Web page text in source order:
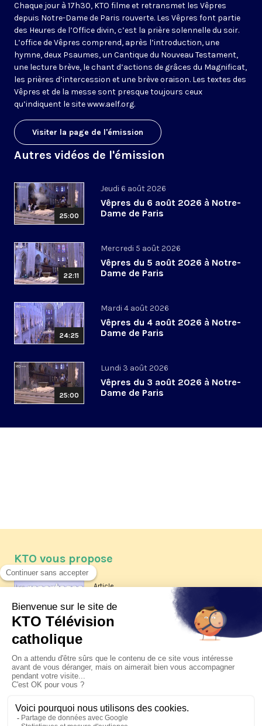
Chaque jour à 17h30, KTO filme et retransmet les Vêpres
depuis Notre-Dame de Paris rouverte. Les Vêpres font partie
des Heures de l’Office divin, c’est la prière solennelle du soir.
L’office de Vêpres comprend, après l’introduction, une
hymne, deux Psaumes, un Cantique du Nouveau Testament,
une lecture brève, le chant d’actions de grâces du Magnificat,
les prières d’intercession et une brève oraison. Les textes des
Vêpres et de la messe sont presque toujours ceux
qu’indiquent le sitewww.aelf.org.
Visiter la page de l'émission
Autres vidéos de l'émission
25:00
Jeudi 6 août 2026
Vêpres du 6 août 2026 à Notre-
Dame de Paris
22:11
Mercredi 5 août 2026
Vêpres du 5 août 2026 à Notre-
Dame de Paris
24:25
Mardi 4 août 2026
Vêpres du 4 août 2026 à Notre-
Dame de Paris
25:00
Lundi 3 août 2026
Vêpres du 3 août 2026 à Notre-
Dame de Paris
KTO vous propose
Article
Les reportages d'été 2026 de KTO
La visite pastorale du pape Léon
XIV à Assise à suivre sur KTO le
jeudi 6 août
Le pape en Uruguay, Argentine et
Pérou du 6 au 17 novembre 2026